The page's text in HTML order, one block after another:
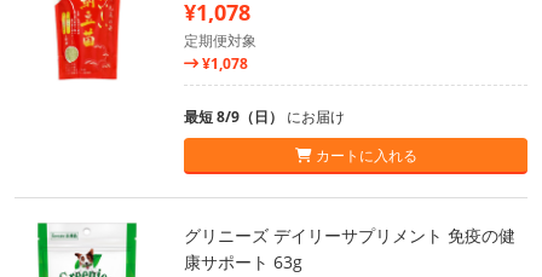
¥1,078
定期便対象
¥1,078
最短 8/9（日） にお届け
カートに入れる
グリニーズ デイリーサプリメント 免疫の健
康サポート 63g